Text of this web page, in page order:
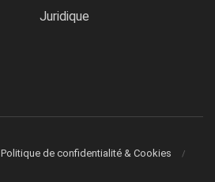
Juridique
Politique de confidentialité & Cookies